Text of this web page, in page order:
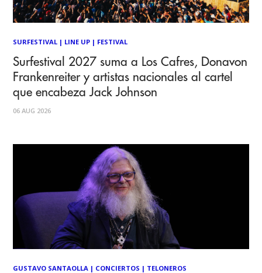
SURFESTIVAL | LINE UP | FESTIVAL
Surfestival 2027 suma a Los Cafres, Donavon
Frankenreiter y artistas nacionales al cartel
que encabeza Jack Johnson
06 AUG 2026
GUSTAVO SANTAOLLA | CONCIERTOS | TELONEROS